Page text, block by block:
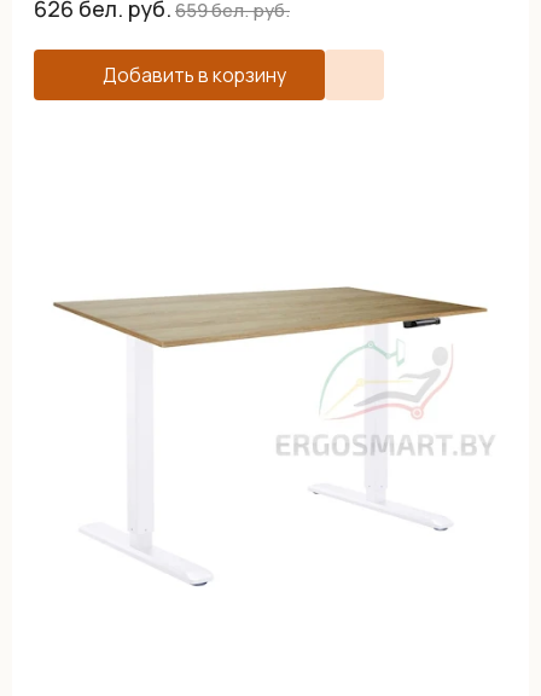
626 бел. руб.659бел. руб.
Добавить в корзину